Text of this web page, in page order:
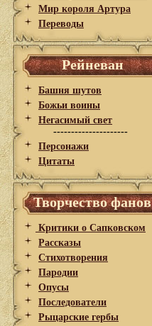
Мир короля Артура
Переводы
Рейневан
Башня шутов
Божьи воины
Негасимый свет
---------------------
Персонажи
Цитаты
Творчество фанов
Критики о Сапковском
Рассказы
Стихотворения
Пародии
Опусы
Последователи
Рыцарские гербы